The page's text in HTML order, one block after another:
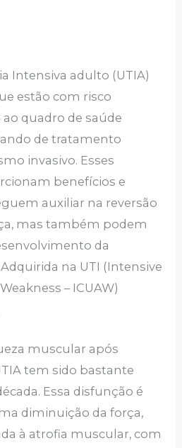
Intensiva adulto (UTIA)
estão com risco
quadro de saúde
de tratamento
invasivo. Esses
benefícios e
auxiliar na reversão
mas também podem
da
na UTI (Intensive
– ICUAW)
muscular após
tem sido bastante
Essa disfunção é
diminuição da força,
à atrofia muscular, com